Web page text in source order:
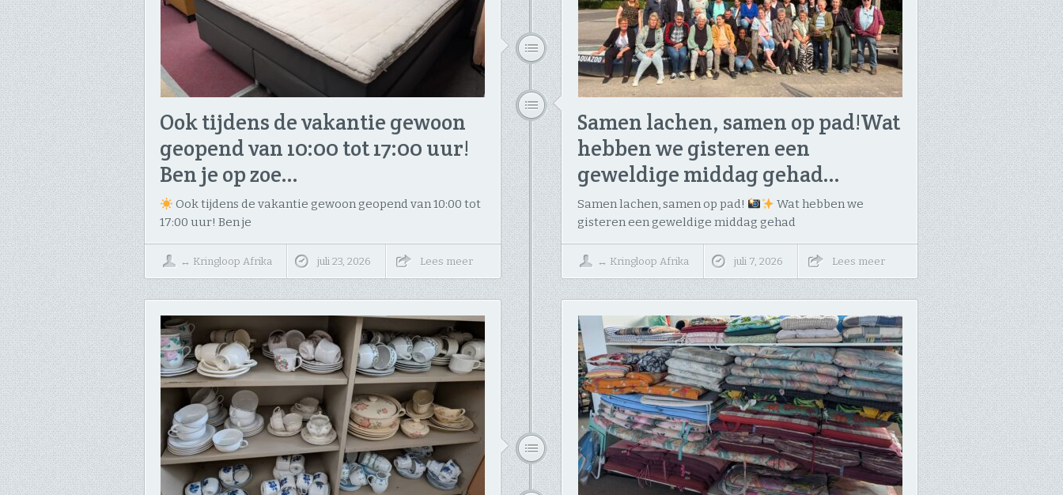
Ook tijdens de vakantie gewoon
geopend van 10:00 tot 17:00 uur! ​
Ben je op zoe…
Ook tijdens de vakantie gewoon geopend van 10:00 tot
17:00 uur! ​Ben je
↔ Kringloop Afrika juli 23, 2026 Lees meer
Samen lachen, samen op pad! ​Wat
hebben we gisteren een
geweldige middag gehad…
Samen lachen, samen op pad!
​Wat hebben we
gisteren een geweldige middag gehad
↔ Kringloop Afrika juli 7, 2026 Lees meer